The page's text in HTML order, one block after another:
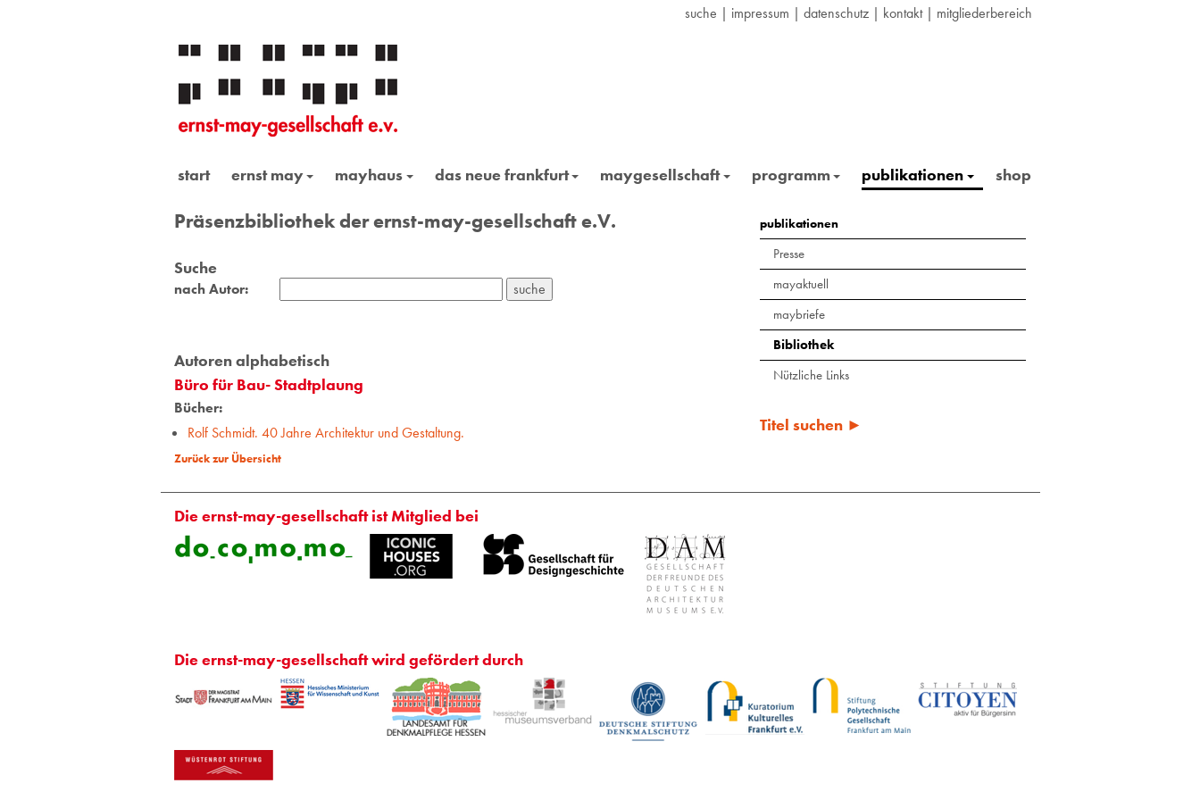
suche | impressum | datenschutz | kontakt| mitgliederbereich
start ernst may mayhaus das neue frankfurt maygesellschaft programm publikationen shop
Präsenzbibliothek der ernst-may-gesellschaft e.V.
Suche
nach Autor:
Autoren alphabetisch
Büro für Bau- Stadtplaung
Bücher:
Rolf Schmidt. 40 Jahre Architektur und Gestaltung.
Zurück zur Übersicht
publikationen
Presse
mayaktuell
maybriefe
Bibliothek
Nützliche Links
Titel suchen ►
Die ernst-may-gesellschaft ist Mitglied bei
Die ernst-may-gesellschaft wird gefördert durch